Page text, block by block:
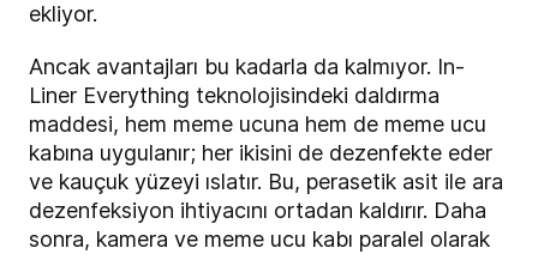
ekliyor.
Ancak avantajları bu kadarla da kalmıyor. In-
Liner Everything teknolojisindeki daldırma
maddesi, hem meme ucuna hem de meme ucu
kabına uygulanır; her ikisini de dezenfekte eder
ve kauçuk yüzeyi ıslatır. Bu, perasetik asit ile ara
dezenfeksiyon ihtiyacını ortadan kaldırır. Daha
sonra, kamera ve meme ucu kabı paralel olarak